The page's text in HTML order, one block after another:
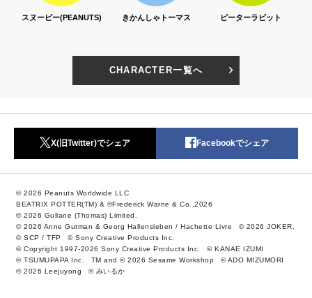
スヌーピー(PEANUTS) きかんしゃトーマス ピーターラビット
CHARACTER一覧へ
X(旧Twitter)でシェア Facebookでシェア
© 2026 Peanuts Worldwide LLC
BEATRIX POTTER(TM) & ©Frederick Warne & Co.,2026
© 2026 Gullane (Thomas) Limited.
© 2026 Anne Gutman & Georg Hallensleben / Hachette Livre
© 2026 JOKER.
© SCP / TFP
© Sony Creative Products Inc.
© Copyright 1997-2026 Sony Creative Products Inc.
© KANAE IZUMI
© TSUMUPAPA Inc.
TM and © 2026 Sesame Workshop
© ADO MIZUMORI
© 2026 Leejuyong
© みいるか